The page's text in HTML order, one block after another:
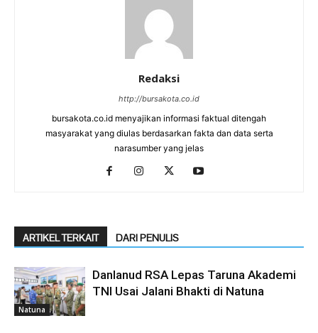
Redaksi
http://bursakota.co.id
bursakota.co.id menyajikan informasi faktual ditengah
masyarakat yang diulas berdasarkan fakta dan data serta
narasumber yang jelas
ARTIKEL TERKAIT DARI PENULIS
Natuna
Danlanud RSA Lepas Taruna Akademi
TNI Usai Jalani Bhakti di Natuna